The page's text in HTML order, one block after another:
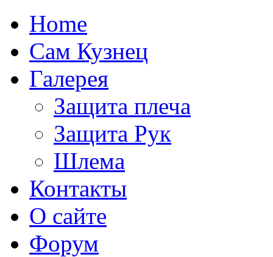
Home
Сам Кузнец
Галерея
Защита плеча
Защита Рук
Шлема
Контакты
О сайте
Форум